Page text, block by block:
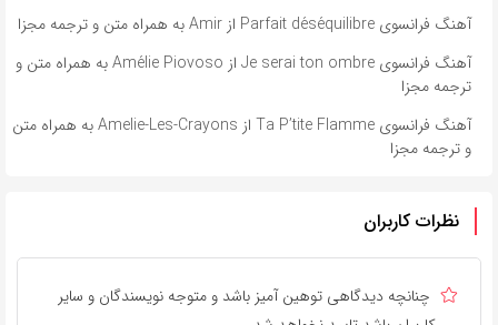
آهنگ فرانسوی Parfait déséquilibre از Amir به همراه متن و ترجمه مجزا
آهنگ فرانسوی Je serai ton ombre از Amélie Piovoso به همراه متن و
ترجمه مجزا
آهنگ فرانسوی Ta P’tite Flamme از Amelie-Les-Crayons به همراه متن
و ترجمه مجزا
نظرات کاربران
چنانچه دیدگاهی توهین آمیز باشد و متوجه نویسندگان و سایر